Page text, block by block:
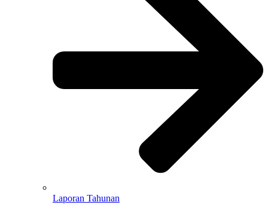
Laporan Tahunan